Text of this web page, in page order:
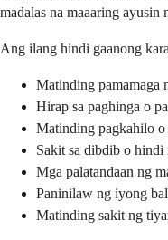
madalas na maaaring
Ang ilang hindi gaanong
Matinding pamamaga
Hirap sa paghinga o
Matinding pagkahilo
Sakit sa dibdib o
Mga palatandaan ng
Paninilaw ng iyong
Matinding sakit ng